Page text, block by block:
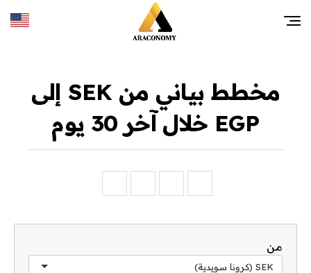
مخطط بياني من SEK إلى
EGP خلال آخر 30 يوم
من
SEK (كرونا سويدية)